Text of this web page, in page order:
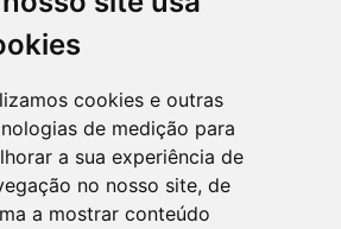
cookies e outras
de medição para
a sua experiência de
no nosso site, de
a mostrar conteúdo
Negócios -
SINDICAL
nossas Redes Sociais